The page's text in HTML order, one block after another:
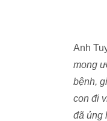
Anh
mong
bệnh,
con đi
đã ủng